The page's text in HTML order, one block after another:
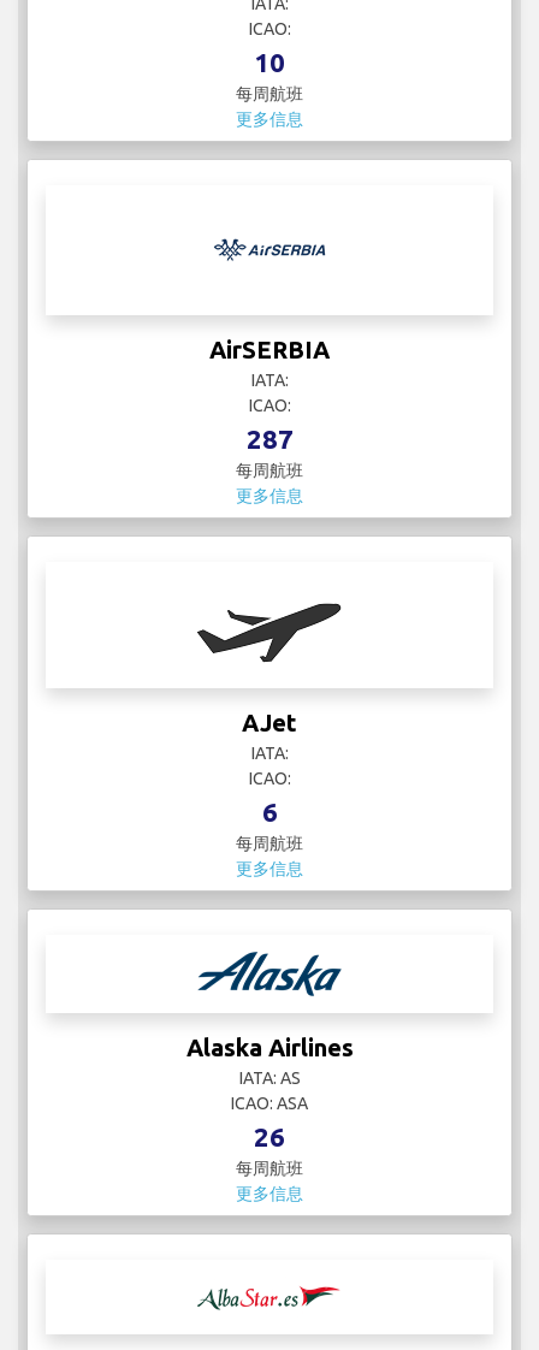
ICAO:
10
每周航班
更多信息
AirSERBIA
IATA:
ICAO:
287
每周航班
更多信息
AJet
IATA:
ICAO:
6
每周航班
更多信息
Alaska Airlines
IATA: AS
ICAO: ASA
26
每周航班
更多信息